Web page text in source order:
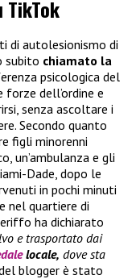
di autolesionismo di
subito chiamato la
psicologica del
dell’ordine e
senza ascoltare i
Secondo quanto
figli minorenni
un’ambulanza e gli
Dade, dopo le
in pochi minuti
nel quartiere di
ha dichiarato
e trasportato dai
locale, dove sta
blogger è stato